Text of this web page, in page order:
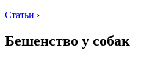
Статьи ›
Бешенство у собак